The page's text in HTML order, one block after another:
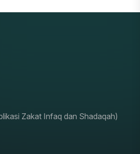
Zakat Infaq dan Shadaqah)